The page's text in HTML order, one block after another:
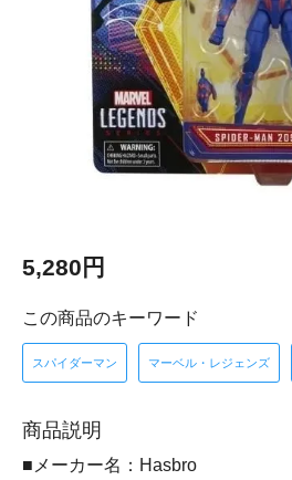
5,280円
この商品のキーワード
スパイダーマン マーベル・レジェンズ
商品説明
■メーカー名：Hasbro